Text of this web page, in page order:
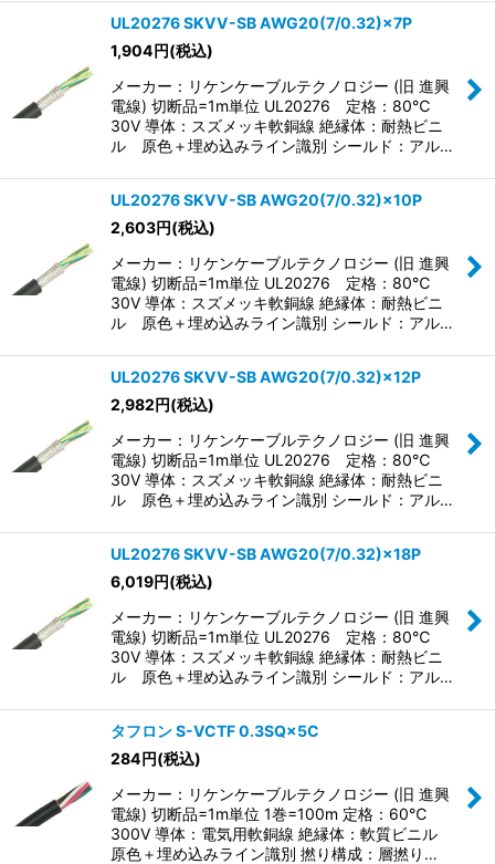
UL20276 SKVV-SB AWG20(7/0.32)×7P
1,904円(税込)
メーカー：リケンケーブルテクノロジー (旧 進興
電線) 切断品=1m単位 UL20276 定格：80℃
30V 導体：スズメッキ軟銅線 絶縁体：耐熱ビニ
ル 原色＋埋め込みライン識別 シールド：アル…
UL20276 SKVV-SB AWG20(7/0.32)×10P
2,603円(税込)
メーカー：リケンケーブルテクノロジー (旧 進興
電線) 切断品=1m単位 UL20276 定格：80℃
30V 導体：スズメッキ軟銅線 絶縁体：耐熱ビニ
ル 原色＋埋め込みライン識別 シールド：アル…
UL20276 SKVV-SB AWG20(7/0.32)×12P
2,982円(税込)
メーカー：リケンケーブルテクノロジー (旧 進興
電線) 切断品=1m単位 UL20276 定格：80℃
30V 導体：スズメッキ軟銅線 絶縁体：耐熱ビニ
ル 原色＋埋め込みライン識別 シールド：アル…
UL20276 SKVV-SB AWG20(7/0.32)×18P
6,019円(税込)
メーカー：リケンケーブルテクノロジー (旧 進興
電線) 切断品=1m単位 UL20276 定格：80℃
30V 導体：スズメッキ軟銅線 絶縁体：耐熱ビニ
ル 原色＋埋め込みライン識別 シールド：アル…
タフロン S-VCTF 0.3SQ×5C
284円(税込)
メーカー：リケンケーブルテクノロジー (旧 進興
電線) 切断品=1m単位 1巻=100m 定格：60℃
300V 導体：電気用軟銅線 絶縁体：軟質ビニル
原色＋埋め込みライン識別 撚り構成：層撚り…